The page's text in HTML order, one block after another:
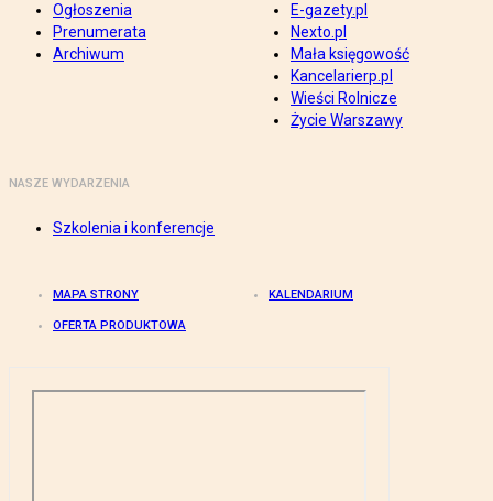
Ogłoszenia
Prenumerata
Archiwum
E-gazety.pl
Nexto.pl
Mała księgowość
Kancelarierp.pl
Wieści Rolnicze
Życie Warszawy
NASZE WYDARZENIA
Szkolenia i konferencje
MAPA STRONY KALENDARIUM
OFERTA PRODUKTOWA